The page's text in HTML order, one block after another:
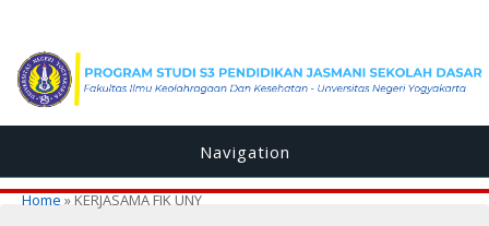
Navigation
You are here
Home» KERJASAMA FIK UNY